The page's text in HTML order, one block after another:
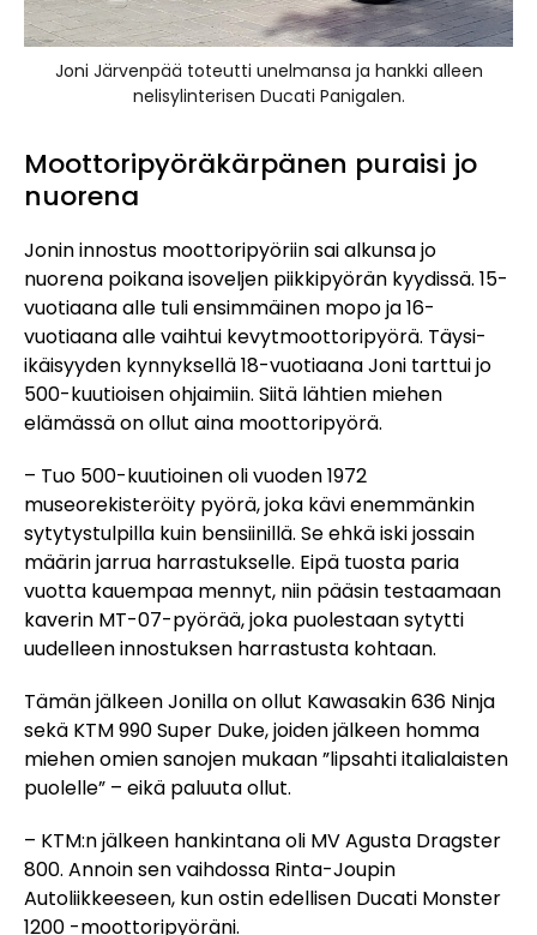
Joni Järvenpää toteutti unelmansa ja hankki alleen
nelisylinterisen Ducati Panigalen.
Moottoripyöräkärpänen puraisi jo
nuorena
Jonin innostus moottoripyöriin sai alkunsa jo
nuorena poikana isoveljen piikkipyörän kyydissä. 15-
vuotiaana alle tuli ensimmäinen mopo ja 16-
vuotiaana alle vaihtui kevytmoottoripyörä. Täysi-
ikäisyyden kynnyksellä 18-vuotiaana Joni tarttui jo
500-kuutioisen ohjaimiin. Siitä lähtien miehen
elämässä on ollut aina moottoripyörä.
– Tuo 500-kuutioinen oli vuoden 1972
museorekisteröity pyörä, joka kävi enemmänkin
sytytystulpilla kuin bensiinillä. Se ehkä iski jossain
määrin jarrua harrastukselle. Eipä tuosta paria
vuotta kauempaa mennyt, niin pääsin testaamaan
kaverin MT-07-pyörää, joka puolestaan sytytti
uudelleen innostuksen harrastusta kohtaan.
Tämän jälkeen Jonilla on ollut Kawasakin 636 Ninja
sekä KTM 990 Super Duke, joiden jälkeen homma
miehen omien sanojen mukaan ”lipsahti italialaisten
puolelle” – eikä paluuta ollut.
– KTM:n jälkeen hankintana oli MV Agusta Dragster
800. Annoin sen vaihdossa Rinta-Joupin
Autoliikkeeseen, kun ostin edellisen Ducati Monster
1200 -moottoripyöräni.